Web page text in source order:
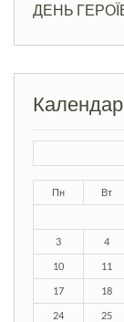
ДЕНЬ
Календар
Пн Вт
3 4
10 11
17 18
24 25